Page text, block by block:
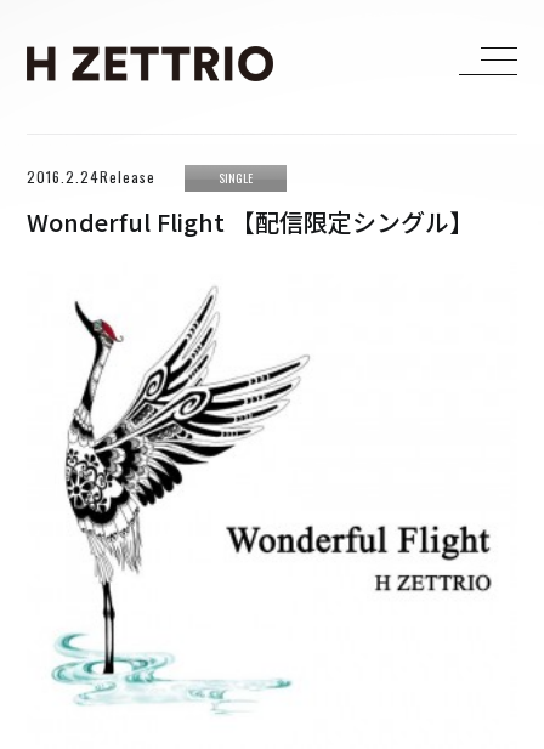
HOME
LIVE
BIOGRAPHY
DISCOGRAPHY
CONTACT
FANCLUB
H ZETTRIO
H ZETT M
ray.(光)
五条院凌
Rainboy
2016.2.24Release SINGLE
Wonderful Flight 【配信限定シングル】